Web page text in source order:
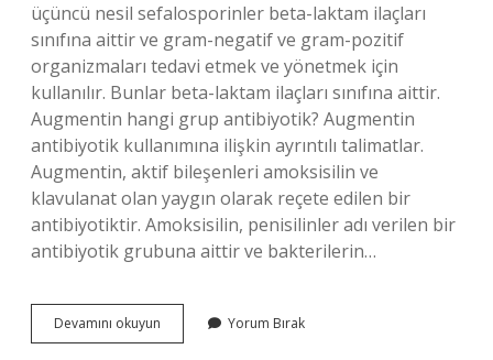
üçüncü nesil sefalosporinler beta-laktam ilaçları
sınıfına aittir ve gram-negatif ve gram-pozitif
organizmaları tedavi etmek ve yönetmek için
kullanılır. Bunlar beta-laktam ilaçları sınıfına aittir.
Augmentin hangi grup antibiyotik? Augmentin
antibiyotik kullanımına ilişkin ayrıntılı talimatlar.
Augmentin, aktif bileşenleri amoksisilin ve
klavulanat olan yaygın olarak reçete edilen bir
antibiyotiktir. Amoksisilin, penisilinler adı verilen bir
antibiyotik grubuna aittir ve bakterilerin…
Devamını okuyun
Kuşak
Yorum Bırak